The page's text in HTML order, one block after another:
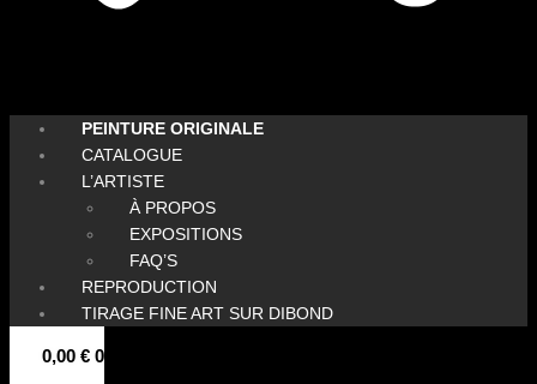
PEINTURE ORIGINALE
CATALOGUE
L’ARTISTE
À PROPOS
EXPOSITIONS
FAQ’S
REPRODUCTION
TIRAGE FINE ART SUR DIBOND
0,00 € 0